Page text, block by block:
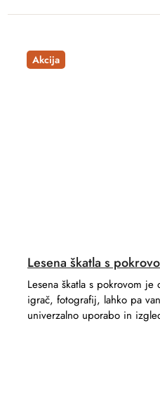
Akcija
Lesena škatla s
Lesena škatla s pokrovom
igrač, fotografij, lahko pa
univerzalno uporabo in